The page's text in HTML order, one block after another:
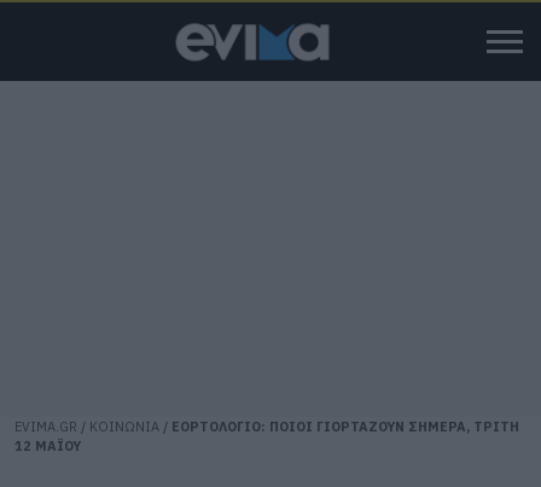
EVIMA.GR / ΚΟΙΝΩΝΙΑ / ΕΟΡΤΟΛΟΓΙΟ: ΠΟΙΟΙ ΓΙΟΡΤΑΖΟΥΝ ΣΗΜΕΡΑ, ΤΡΙΤΗ
12 ΜΑΪΟΥ